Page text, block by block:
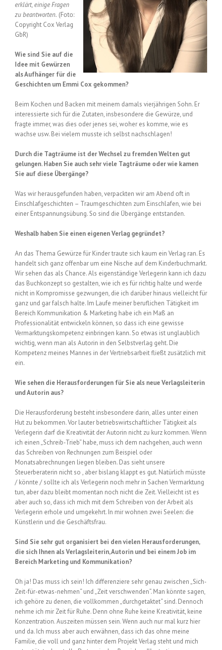
erklärt, einige Fragen
zu beantworten. (Foto:
Copyright Cox Verlag
GbR)
Wie sind Sie auf die
Idee mit Gewürzen
als Aufhänger für die
Geschichten um Emmi Cox gekommen?
Beim Kochen und Backen mit meinem damals vierjährigen Sohn. Er
interessierte sich für die Zutaten, insbesondere die Gewürze, und
fragte immer, was dies oder jenes sei, woher es komme, wie es
wachse usw. Bei vielem musste ich selbst nachschlagen!
Durch die Tagträume ist der Wechsel zu fremden Welten gut
gelungen. Haben Sie auch sehr viele Tagträume oder wie kamen
Sie auf diese Übergänge?
Was wir herausgefunden haben, verpackten wir am Abend oft in
Einschlafgeschichten – Traumgeschichten zum Einschlafen, wie bei
einer Entspannungsübung. So sind die Übergänge entstanden.
Weshalb haben Sie einen eigenen Verlag gegründet?
An das Thema Gewürze für Kinder traute sich kaum ein Verlag ran. Es
handelt sich ganz offenbar um eine Nische auf dem Kinderbuchmarkt.
Wir sehen das als Chance. Als eigenständige Verlegerin kann ich dazu
das Buchkonzept so gestalten, wie ich es für richtig halte und werde
nicht in Kompromisse gezwungen, die ich darüber hinaus vielleicht für
ganz und gar falsch halte. Im Laufe meiner beruflichen Tätigkeit im
Bereich Kommunikation & Marketing habe ich ein Maß an
Professionalität entwickeln können, so dass ich eine gewisse
Vermarktungskompetenz einbringen kann. So etwas ist unglaublich
wichtig, wenn man als Autorin in den Selbstverlag geht. Die
Kompetenz meines Mannes in der Vertriebsarbeit fließt zusätzlich mit
ein.
Wie sehen die Herausforderungen für Sie als neue Verlagsleiterin
und Autorin aus?
Die Herausforderung besteht insbesondere darin, alles unter einen
Hut zu bekommen. Vor lauter betriebswirtschaftlicher Tätigkeit als
Verlegerin darf die Kreativität der Autorin nicht zu kurz kommen. Wenn
ich einen „Schreib-Trieb“ habe, muss ich dem nachgehen, auch wenn
das Schreiben von Rechnungen zum Beispiel oder
Monatsabrechnungen liegen bleiben. Das sieht unsere
Steuerberaterin nicht so , aber bislang klappt es gut. Natürlich müsste
/ könnte / sollte ich als Verlegerin noch mehr in Sachen Vermarktung
tun, aber dazu bleibt momentan noch nicht die Zeit. Vielleicht ist es
aber auch so, dass ich mich mit dem Schreiben von der Arbeit als
Verlegerin erhole und umgekehrt. In mir wohnen zwei Seelen: die
Künstlerin und die Geschäftsfrau.
Sind Sie sehr gut organisiert bei den vielen Herausforderungen,
die sich Ihnen als Verlagsleiterin, Autorin und bei einem Job im
Bereich Marketing und Kommunikation?
Oh ja! Das muss ich sein! Ich differenziere sehr genau zwischen „Sich-
Zeit-für-etwas-nehmen“ und „Zeit verschwenden“. Man könnte sagen,
ich gehöre zu denen, die vollkommen „durchgetaktet“ sind. Dennoch
nehme ich mir Zeit für Ruhe. Denn ohne Ruhe keine Kreativität, keine
Konzentration. Auszeiten müssen sein. Wenn auch nur mal kurz hier
und da. Ich muss aber auch erwähnen, dass ich das ohne meine
Familie, die voll und ganz hinter dem Projekt Verlag steht und mich